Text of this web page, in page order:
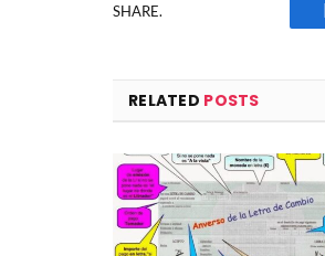
SHARE.
RELATED POSTS